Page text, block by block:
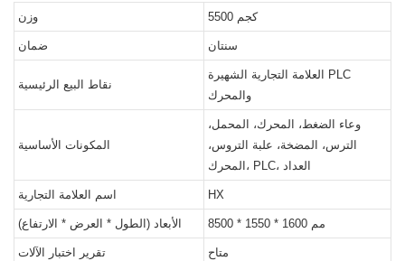
وزن 5500 كجم
ضمان سنتان
نقاط البيع الرئيسية
العلامة التجارية الشهيرة PLC
والمحرك
المكونات الأساسية
وعاء الضغط، المحرك، المحمل،
الترس، المضخة، علبة التروس،
المحرك، PLC، العداد
اسم العلامة التجارية HX
الأبعاد (الطول * العرض * الارتفاع) 8500 * 1550 * 1600 مم
تقرير اختبار الآلات متاح